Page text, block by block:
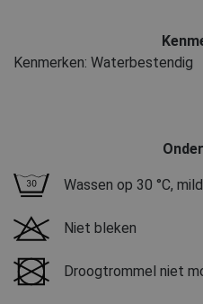
Kenmerken: Waterbestendig
Wassen op 30 °C,
Niet bleken
Droogtrommel niet